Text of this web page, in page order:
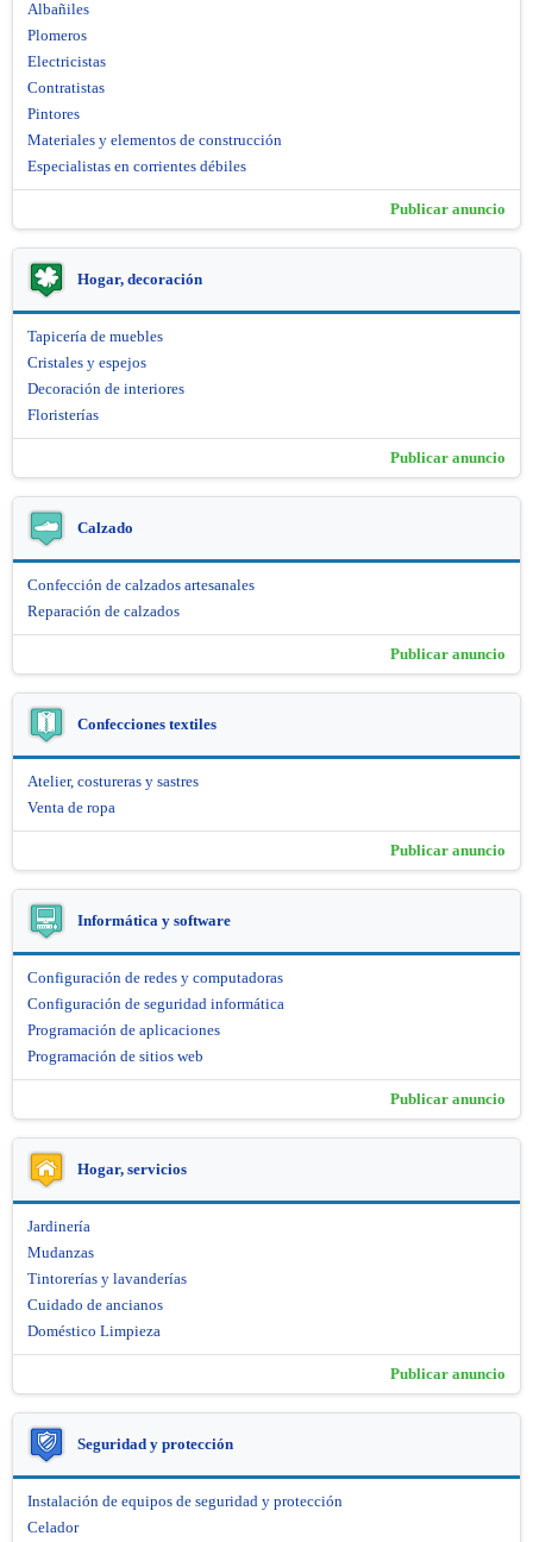
Albañiles
Plomeros
Electricistas
Contratistas
Pintores
Materiales y elementos de construcción
Especialistas en corrientes débiles
Publicar anuncio
Hogar, decoración
Tapicería de muebles
Cristales y espejos
Decoración de interiores
Floristerías
Publicar anuncio
Calzado
Confección de calzados artesanales
Reparación de calzados
Publicar anuncio
Confecciones textiles
Atelier, costureras y sastres
Venta de ropa
Publicar anuncio
Informática y software
Configuración de redes y computadoras
Configuración de seguridad informática
Programación de aplicaciones
Programación de sitios web
Publicar anuncio
Hogar, servicios
Jardinería
Mudanzas
Tintorerías y lavanderías
Cuidado de ancianos
Doméstico Limpieza
Publicar anuncio
Seguridad y protección
Instalación de equipos de seguridad y protección
Celador